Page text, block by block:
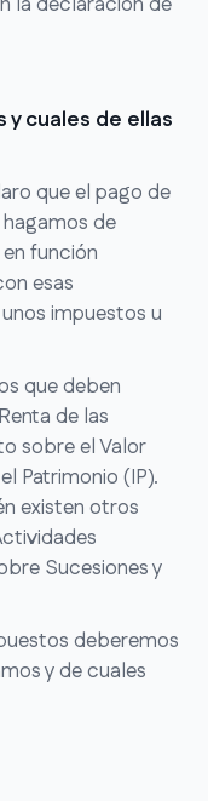
cuales de ellas
que el pago de
de
función
esas
impuestos u
que deben
de las
sobre el Valor
Patrimonio (IP).
existen otros
Sucesiones y
deberemos
y de cuales